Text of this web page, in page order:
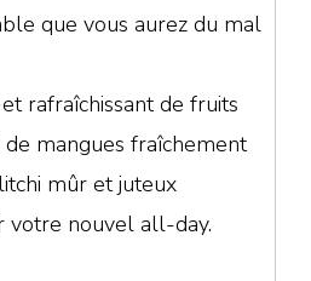
que vous aurez du mal
rafraîchissant de fruits
mangues fraîchement
mûr et juteux
votre nouvel all-day.